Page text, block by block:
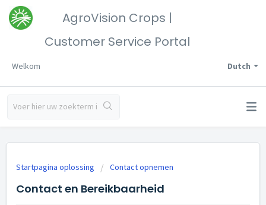
AgroVision Crops |
Customer Service Portal
Dutch
Welkom
Startpagina oplossing Contact opnemen
Contact en Bereikbaarheid